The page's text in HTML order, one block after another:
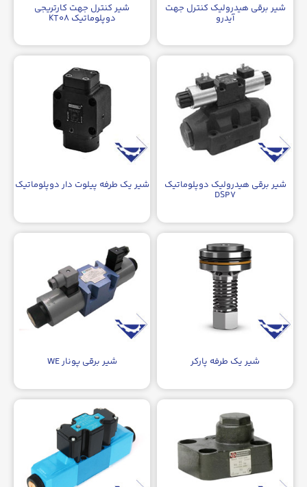
شیر برقی هیدرولیک کنترل جهت
آیدرو
شیر کنترل جهت کارتریجی
دوپلوماتیک KT۰۸
شیر برقی هیدرولیک دوپلوماتیک
DSP۷
شیر یک طرفه پیلوت دار دوپلوماتیک
شیر یک طرفه پارکر شیر برقی پونار WE